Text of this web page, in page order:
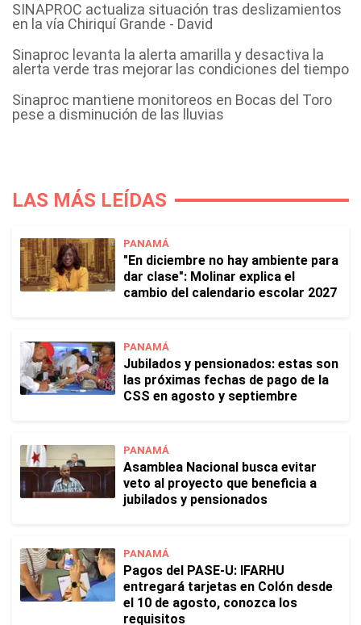
SINAPROC actualiza situación tras deslizamientos
en la vía Chiriquí Grande - David
Sinaproc levanta la alerta amarilla y desactiva la
alerta verde tras mejorar las condiciones del tiempo
Sinaproc mantiene monitoreos en Bocas del Toro
pese a disminución de las lluvias
LAS MÁS LEÍDAS
PANAMÁ
"En diciembre no hay ambiente para
dar clase": Molinar explica el
cambio del calendario escolar 2027
PANAMÁ
Jubilados y pensionados: estas son
las próximas fechas de pago de la
CSS en agosto y septiembre
PANAMÁ
Asamblea Nacional busca evitar
veto al proyecto que beneficia a
jubilados y pensionados
PANAMÁ
Pagos del PASE-U: IFARHU
entregará tarjetas en Colón desde
el 10 de agosto, conozca los
requisitos